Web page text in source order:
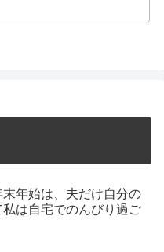
末年始は、夫だけ自分の
は自宅でのんびり過ご